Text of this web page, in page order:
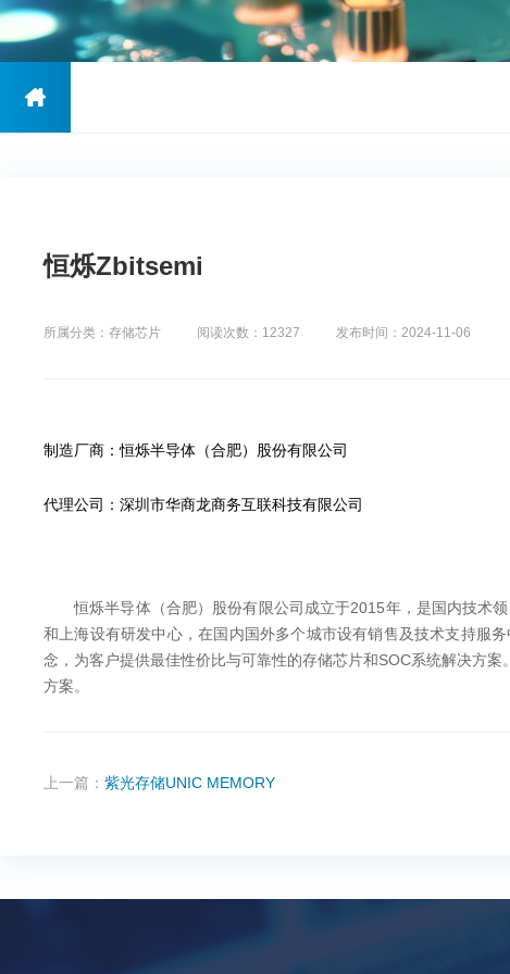
恒烁Zbitsemi
所属分类：存储芯片 阅读次数：12327 发布时间：2024-11-06
制造厂商：恒烁半导体（合肥）股份有限公司
代理公司：深圳市华商龙商务互联科技有限公司
恒烁半导体（合肥）股份有限公司成立于2015年，是国内技术领先
和上海设有研发中心，在国内国外多个城市设有销售及技术支持服务中心
念，为客户提供最佳性价比与可靠性的存储芯片和SOC系统解决方案
方案。
上一篇： 紫光存储UNIC MEMORY